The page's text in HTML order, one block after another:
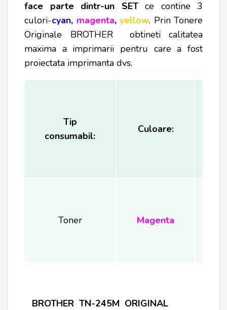
face parte dintr-un SETce contine 3
culori-cyan, magenta, yellow. Prin Tonere
Originale BROTHER obtineti calitatea
maxima a imprimarii pentru care a fost
proiectata imprimanta dvs.
Tip
consumabil:
Culoare:
Toner Magenta
BROTHER TN-245M ORIGINAL